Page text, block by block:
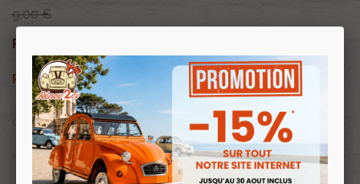
9,00 €
Prix public :
Prix clubRenov 2cv :7,65 € TTC
OU PAYER EN